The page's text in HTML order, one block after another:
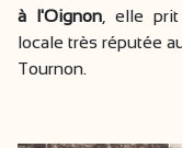
à l'Oignon, elle prit
locale très réputée
Tournon.